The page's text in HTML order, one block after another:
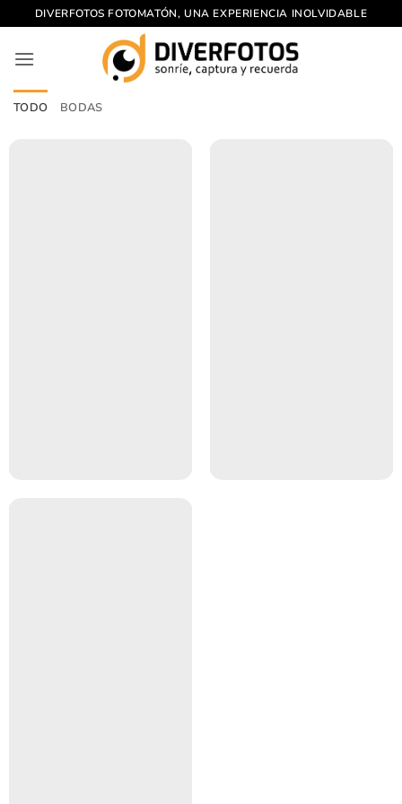
Saltar
al
contenido
DIVERFOTOS FOTOMATÓN, UNA EXPERIENCIA INOLVIDABLE
TODO BODAS